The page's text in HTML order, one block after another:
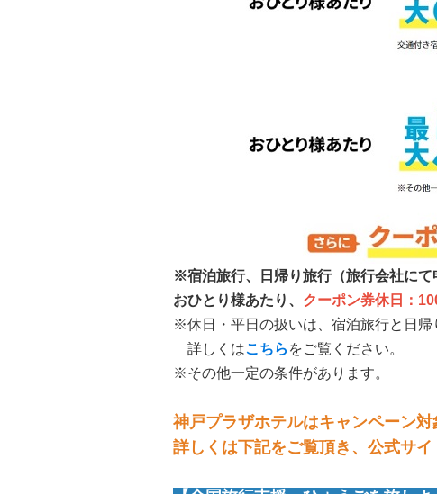
※宿泊旅行、日帰り旅行（旅行会社にて
おひとり様あたり、 クーポン券休日：
※休日・平日の扱いは、宿泊旅行と日帰
詳しくはこちら をご覧ください。
※その他一定の条件があります。
神戸プラザホテルはキャンペーン対
詳しくは下記をご覧頂き、公式サイ